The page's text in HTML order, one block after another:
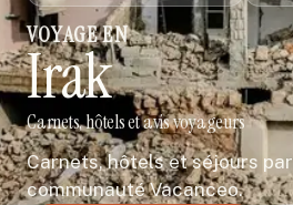
VOYAGEEN
Irak
Carnets, hôtels et avis voyageurs
Carnets, hôtels et séjours
communauté Vacanceo.